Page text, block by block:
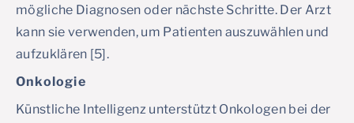
mögliche Diagnosen oder nächste Schritte. Der Arzt
kann sie verwenden, um Patienten auszuwählen und
aufzuklären [5].
Onkologie
Künstliche Intelligenz unterstützt Onkologen bei der